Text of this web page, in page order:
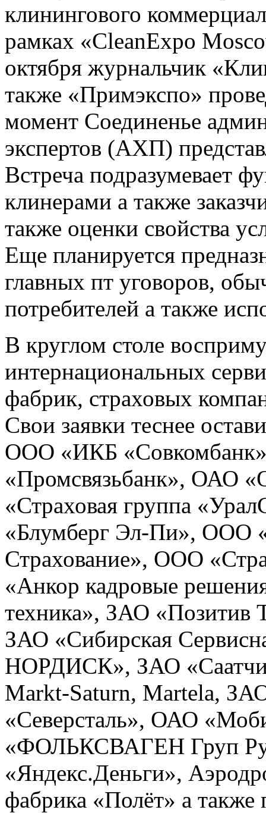
октября журнальчик
также «Примэкспо»
момент Соединенье
экспертов (АХП)
Встреча подразумевает
клинерами а также
также оценки свойства
Еще планируется
главных пт уговоров,
потребителей а также
В круглом столе
интернациональных
фабрик, страховых
Свои заявки теснее
ООО «ИКБ
«Промсвязьбанк», ОАО
«Страховая группа
«Блумберг Эл-Пи», ООО
Страхование», ООО
«Анкор кадровые
техника», ЗАО
ЗАО «Сибирская
НОРДИСК», ЗАО «Саатчи
Markt-Saturn, Martela,
«Северсталь», ОАО
«ФОЛЬКСВАГЕН Груп
«Яндекс.Деньги»,
фабрика «Полёт» а также